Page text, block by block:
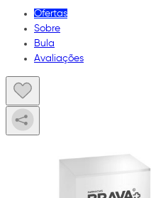
Ofertas
Sobre
Bula
Avaliações